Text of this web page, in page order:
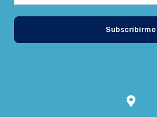
Subscribirme